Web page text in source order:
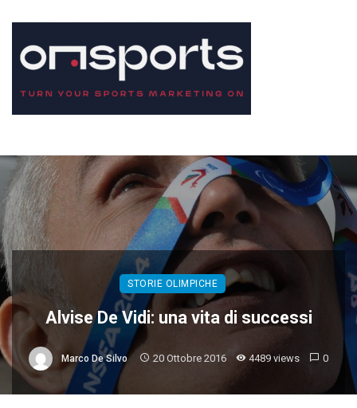
STORIE OLIMPICHE
Alvise De Vidi: una vita di successi
Marco De Silvo 20 Ottobre 2016 4489 views 0